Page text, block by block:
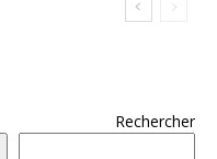
Rechercher